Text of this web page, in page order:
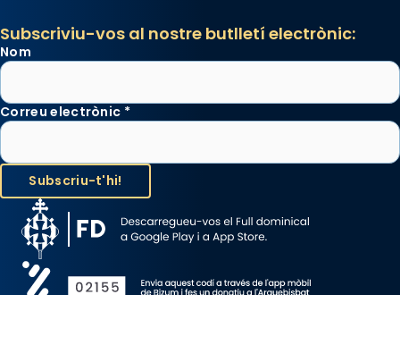
Subscriviu-vos al nostre butlletí electrònic:
Nom
Correu electrònic *